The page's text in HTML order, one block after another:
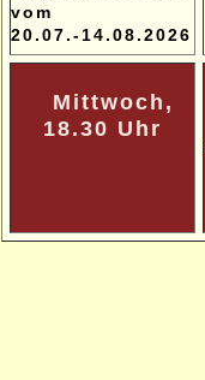
vom
20.07.-14.08.2026
Mittwoch,
18.30 Uhr